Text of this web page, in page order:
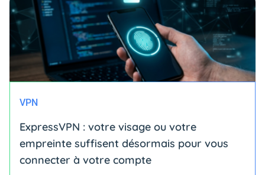
VPN
ExpressVPN : votre visage ou votre
empreinte suffisent désormais pour vous
connecter à votre compte